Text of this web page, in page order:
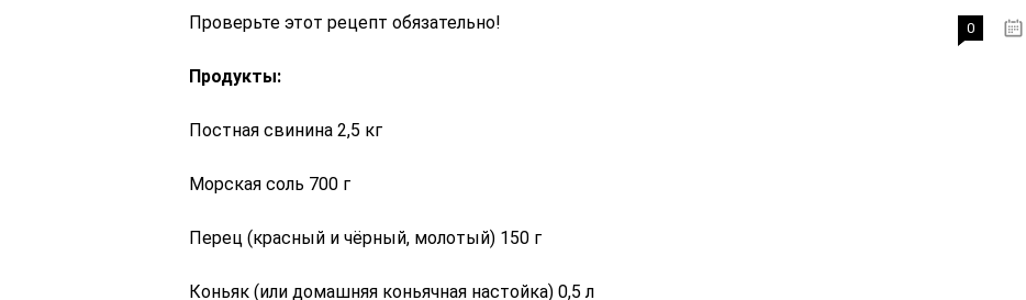
Проверьте этот рецепт обязательно!
Продукты:
Постная свинина 2,5 кг
Морская соль 700 г
Перец (красный и чёрный, молотый) 150 г
Коньяк (или домашняя коньячная настойка) 0,5 л
0